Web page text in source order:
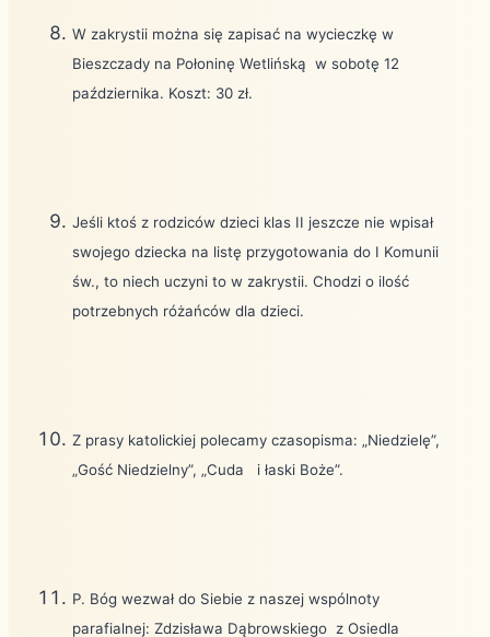
W zakrystii można się zapisać na wycieczkę w
Bieszczady na Połoninę Wetlińską w sobotę 12
października. Koszt: 30 zł.
Jeśli ktoś z rodziców dzieci klas II jeszcze nie wpisał
swojego dziecka na listę przygotowania do I Komunii
św., to niech uczyni to w zakrystii. Chodzi o ilość
potrzebnych różańców dla dzieci.
Z prasy katolickiej polecamy czasopisma: „Niedzielę”,
„Gość Niedzielny”, „Cuda
i łaski Boże”.
P. Bóg wezwał do Siebie z naszej wspólnoty
parafialnej: Zdzisława Dąbrowskiego z Osiedla